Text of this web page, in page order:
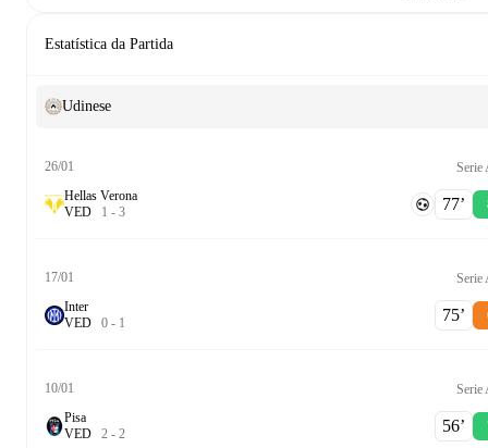
Estatística da Partida
Udinese
26/01
Serie
Hellas Verona
VED 1 - 3 77‎’‎
17/01
Serie
Inter
VED 0 - 1 75‎’‎
10/01
Serie
Pisa
VED 2 - 2 56‎’‎